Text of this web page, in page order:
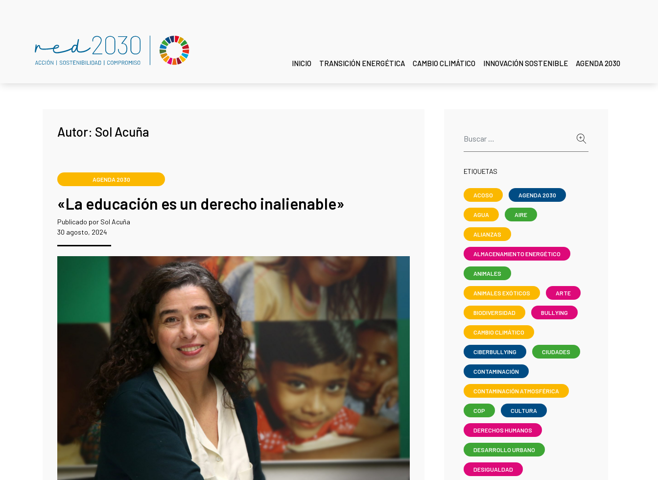
INICIO TRANSICIÓN ENERGÉTICA CAMBIO CLIMÁTICO INNOVACIÓN SOSTENIBLE AGENDA 2030
Autor: Sol Acuña
AGENDA 2030
«La educación es un derecho inalienable»
Publicado por Sol Acuña
30 agosto, 2024
ETIQUETAS
ACOSO AGENDA 2030
AGUA AIRE
ALIANZAS
ALMACENAMIENTO ENERGÉTICO
ANIMALES
ANIMALES EXÓTICOS ARTE
BIODIVERSIDAD BULLYING
CAMBIO CLIMÁTICO
CIBERBULLYING CIUDADES
CONTAMINACIÓN
CONTAMINACIÓN ATMOSFÉRICA
COP CULTURA
DERECHOS HUMANOS
DESARROLLO URBANO
DESIGUALDAD